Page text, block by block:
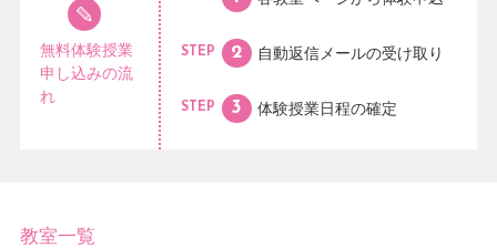
無料体験授業
申し込みの流
れ
STEP 自動返信メールの受け取り
STEP 体験授業日程の確定
教室一覧